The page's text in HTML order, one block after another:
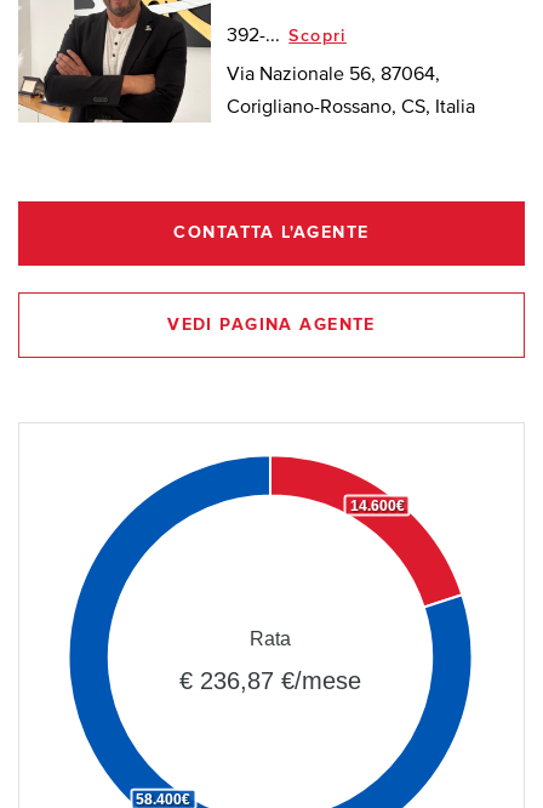
392-... Scopri
Via Nazionale 56, 87064,
Corigliano-Rossano, CS, Italia
CONTATTA L'AGENTE
VEDI PAGINA AGENTE
14.600€
58.400€
Rata
€ 236,87 €/mese